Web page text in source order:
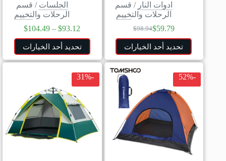
ادوات النار / قسم
الرحلات والتخييم
$98.94$59.79
تحديد أحد الخيارات
الجلسات / قسم
الرحلات والتخييم
$93.12
–
$104.49
تحديد أحد الخيارات
-52%
-31%